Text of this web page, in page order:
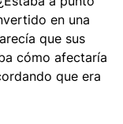
en una
que sus
cómo afectaría
que era